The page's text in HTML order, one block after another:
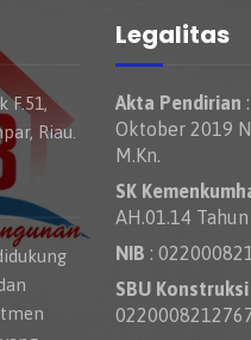
F.51,
Riau.
Legalitas
Akta Pendirian
Oktober 2019
M.Kn.
SK
AH.01.14
NIB :
SBU Konstruksi